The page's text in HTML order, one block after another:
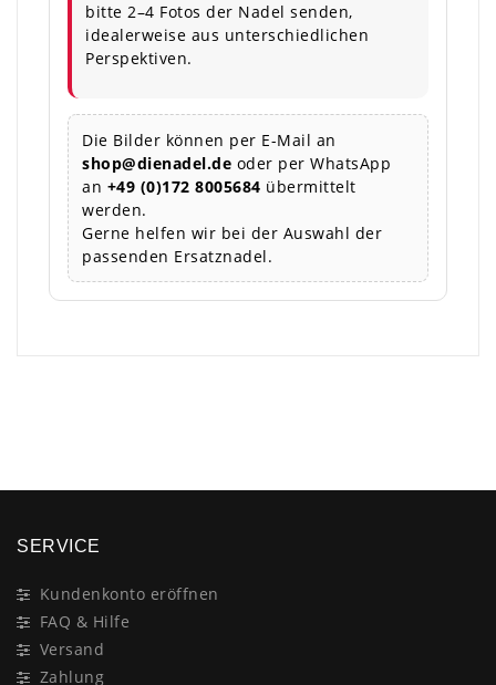
bitte 2–4 Fotos der Nadel senden,
idealerweise aus unterschiedlichen
Perspektiven.
Die Bilder können per E-Mail an
shop@dienadel.de oder per WhatsApp
an +49 (0)172 8005684 übermittelt
werden.
Gerne helfen wir bei der Auswahl der
passenden Ersatznadel.
SERVICE
Kundenkonto eröffnen
FAQ & Hilfe
Versand
Zahlung